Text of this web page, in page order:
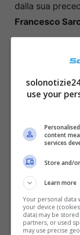
dalla sua
Francesco
use your
content
services
Store and/
Learn more
Your personal data
your device
data) may be
partners, or used
may use precise